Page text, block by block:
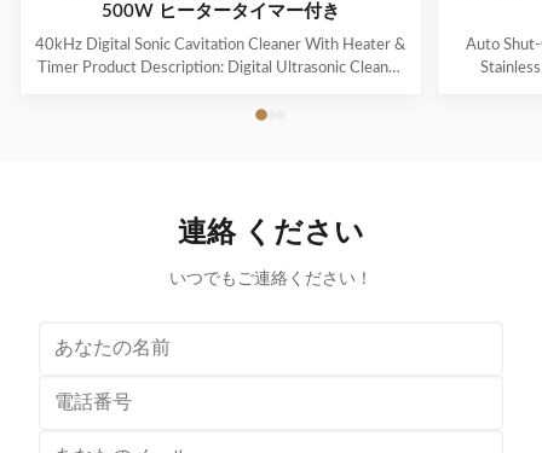
500W ヒータータイマー付き
40kHz Digital Sonic Cavitation Cleaner With Heater &
Timer Product Description: Digital Ultrasonic Cleaner
powerful and efficient cleaning device suitable for a
cleaner is ideal for cleaning delicate and hard-to-reach
Auto
連絡 ください
いつでもご連絡ください！